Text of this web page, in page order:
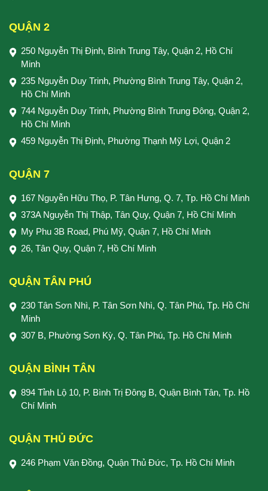
QUẬN 2
250 Nguyễn Thị Định, Bình Trung Tây, Quận 2, Hồ Chí
Minh
235 Nguyễn Duy Trinh, Phường Bình Trung Tây, Quận 2,
Hồ Chí Minh
744 Nguyễn Duy Trinh, Phường Bình Trung Đông, Quận 2,
Hồ Chí Minh
459 Nguyễn Thị Định, Phường Thạnh Mỹ Lợi, Quận 2
QUẬN 7
167 Nguyễn Hữu Thọ, P. Tân Hưng, Q. 7, Tp. Hồ Chí Minh
373A Nguyễn Thị Thập, Tân Quy, Quận 7, Hồ Chí Minh
My Phu 3B Road, Phú Mỹ, Quận 7, Hồ Chí Minh
26, Tân Quy, Quận 7, Hồ Chí Minh
QUẬN TÂN PHÚ
230 Tân Sơn Nhì, P. Tân Sơn Nhì, Q. Tân Phú, Tp. Hồ Chí
Minh
307 B, Phường Sơn Kỳ, Q. Tân Phú, Tp. Hồ Chí Minh
QUẬN BÌNH TÂN
894 Tỉnh Lộ 10, P. Bình Trị Đông B, Quận Bình Tân, Tp. Hồ
Chí Minh
QUẬN THỦ ĐỨC
246 Phạm Văn Đồng, Quận Thủ Đức, Tp. Hồ Chí Minh